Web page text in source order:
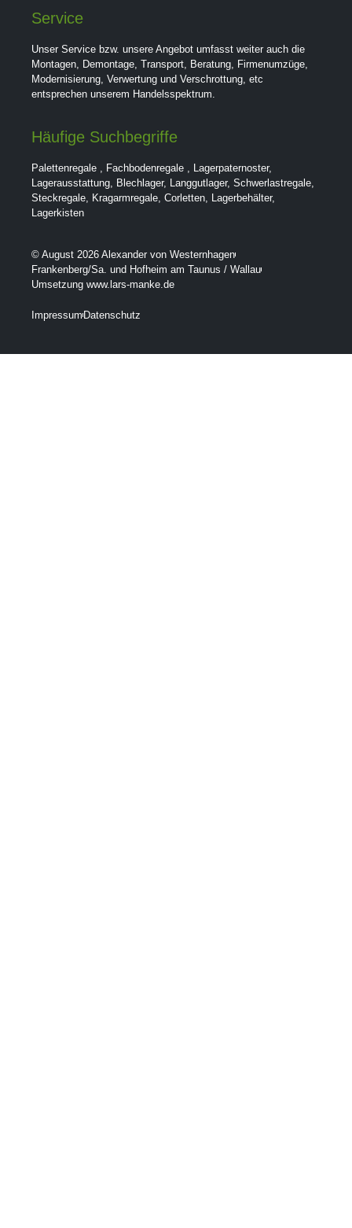
Service
Unser Service bzw. unsere Angebot umfasst weiter auch die
Montagen, Demontage, Transport, Beratung, Firmenumzüge,
Modernisierung, Verwertung und Verschrottung, etc
entsprechen unserem Handelsspektrum.
Häufige Suchbegriffe
Palettenregale Fachbodenregale Lagerpaternoster,
Lagerausstattung Blechlager, Langgutlager, Schwerlastregale
Steckregale Kragarmregale Corletten Lagerbehälter,
Lagerkisten
© August 2026 Alexander von Westernhagen
Frankenberg/Sa. und Hofheim am Taunus / Wallau
Umsetzung www.lars-manke.de
Impressum Datenschutz